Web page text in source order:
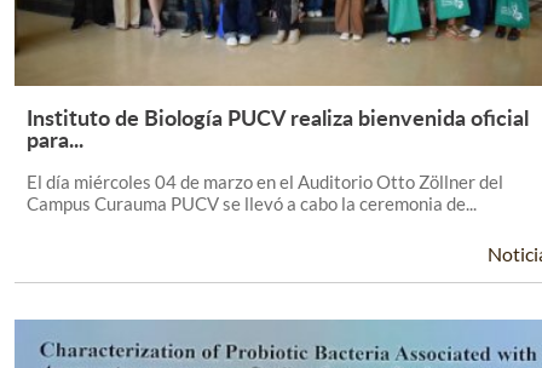
Leer Más +
Instituto de Biología PUCV realiza bienvenida oficial
para...
El día miércoles 04 de marzo en el Auditorio Otto Zöllner del
Campus Curauma PUCV se llevó a cabo la ceremonia de...